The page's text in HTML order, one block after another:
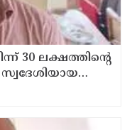
30 ലക്ഷത്തിന്റെ